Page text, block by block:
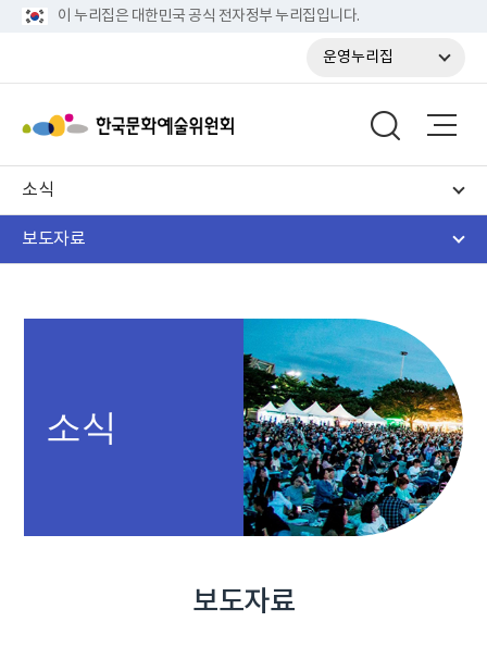
이 누리집은 대한민국 공식 전자정부 누리집입니다.
운영누리집
소식
보도자료
소식
보도자료